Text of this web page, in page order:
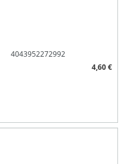
4043952272992
4,60 €